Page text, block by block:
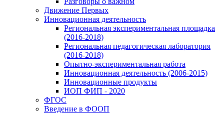
Движение Первых
Инновационная деятельность
Региональная экспериментальная площадка
(2016-2018)
Региональная педагогическая лаборатория
(2016-2018)
Опытно-экспериментальная работа
Инновационная деятельность (2006-2015)
Инновационные продукты
ИОП ФИП - 2020
ФГОС
Введение в ФООП